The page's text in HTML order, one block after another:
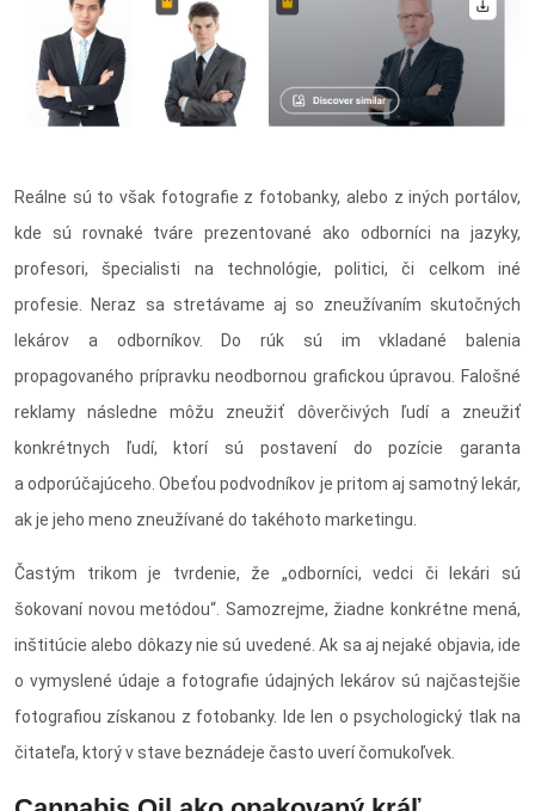
Reálne sú to však fotografie z fotobanky, alebo z iných portálov,
kde sú rovnaké tváre prezentované ako odborníci na jazyky,
profesori, špecialisti na technológie, politici, či celkom iné
profesie. Neraz sa stretávame aj so zneužívaním skutočných
lekárov a odborníkov. Do rúk sú im vkladané balenia
propagovaného prípravku neodbornou grafickou úpravou. Falošné
reklamy následne môžu zneužiť dôverčivých ľudí a zneužiť
konkrétnych ľudí, ktorí sú postavení do pozície garanta
a odporúčajúceho. Obeťou podvodníkov je pritom aj samotný lekár,
ak je jeho meno zneužívané do takéhoto marketingu.
Častým trikom je tvrdenie, že „odborníci, vedci či lekári sú
šokovaní novou metódou“. Samozrejme, žiadne konkrétne mená,
inštitúcie alebo dôkazy nie sú uvedené. Ak sa aj nejaké objavia, ide
o vymyslené údaje a fotografie údajných lekárov sú najčastejšie
fotografiou získanou z fotobanky. Ide len o psychologický tlak na
čitateľa, ktorý v stave beznádeje často uverí čomukoľvek.